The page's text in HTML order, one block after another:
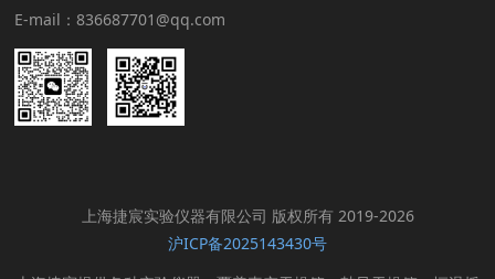
E-mail：836687701@qq.com
上海捷宸实验仪器有限公司 版权所有 2019-2026
沪ICP备2025143430号